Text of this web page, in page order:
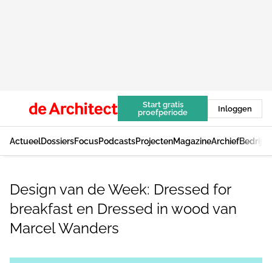
Start gratis
proefperiode
Inloggen
ActueelDossiersFocusPodcastsProjectenMagazineArchief
Design van de Week: Dressed for
breakfast en Dressed in wood van
Marcel Wanders